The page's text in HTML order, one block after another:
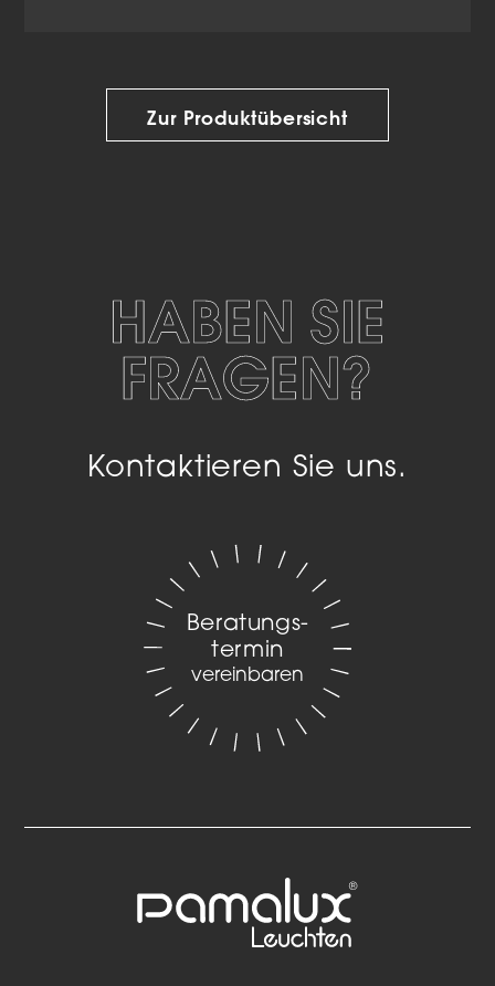
Zur Produktübersicht
HABEN SIE
FRAGEN?
Kontaktieren Sie uns.
Beratungs­
termin
vereinbaren